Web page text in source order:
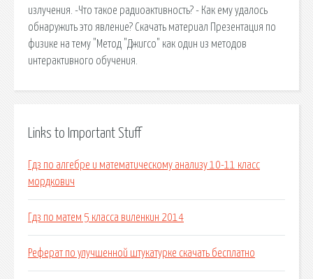
излучения. -Что такое радиоактивность? - Как ему удалось
обнаружить это явление? Скачать материал Презентация по
физике на тему "Метод "Джигсо" как один из методов
интерактивного обучения.
Links to Important Stuff
Гдз по алгебре и математическому анализу 10-11 класс
мордкович
Гдз по матем 5 класса виленкин 2014
Реферат по улучшенной штукатурке скачать бесплатно